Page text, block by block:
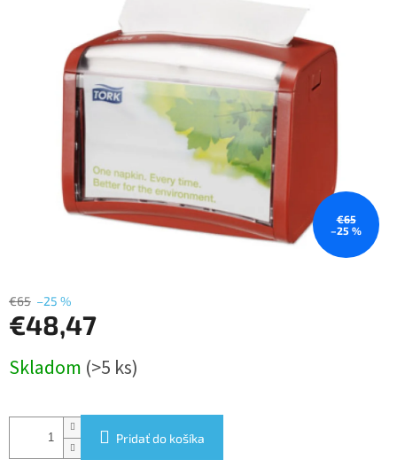
hviezdičiek.
€65
–25 %
€65 –25 %
€48,47
cena:
Skladom (>5 ks)
Pridať do košíka